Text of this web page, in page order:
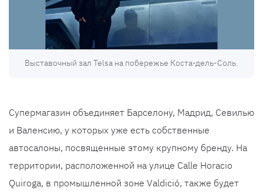
Выставочный зал Telsa на побережье Коста-дель-Соль.
Супермагазин объединяет Барселону, Мадрид, Севилью
и Валенсию, у которых уже есть собственные
автосалоны, посвященные этому крупному бренду. На
территории, расположенной на улице Calle Horacio
Quiroga, в промышленной зоне Valdició, также будет